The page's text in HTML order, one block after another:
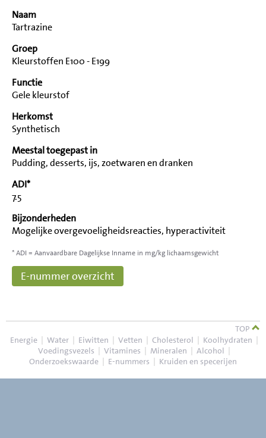
Naam
Tartrazine
Groep
Kleurstoffen E100 - E199
Functie
Gele kleurstof
Herkomst
Synthetisch
Meestal toegepast in
Pudding, desserts, ijs, zoetwaren en dranken
ADI*
7.5
Bijzonderheden
Mogelijke overgevoeligheidsreacties, hyperactiviteit
* ADI = Aanvaardbare Dagelijkse Inname in mg/kg lichaamsgewicht
E-nummer overzicht
TOP
Energie | Water | Eiwitten | Vetten | Cholesterol | Koolhydraten |
Voedingsvezels | Vitamines | Mineralen | Alcohol |
Onderzoekswaarde | E-nummers | Kruiden en specerijen